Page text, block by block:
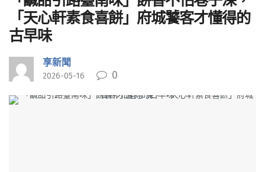
「天心軒素食喜餅」府城饕客才懂得的
古早味
享新聞
2026-05-16 0